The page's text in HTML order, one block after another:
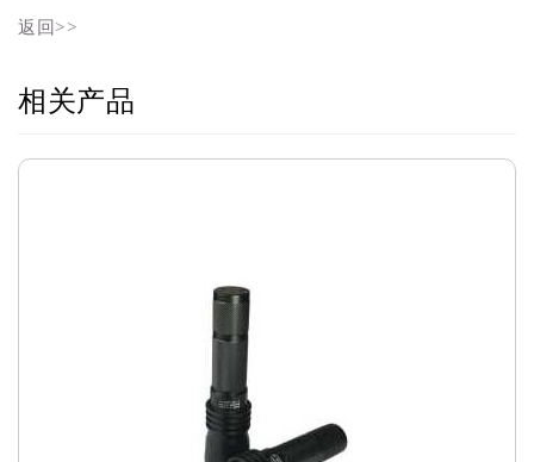
返回>>
相关产品